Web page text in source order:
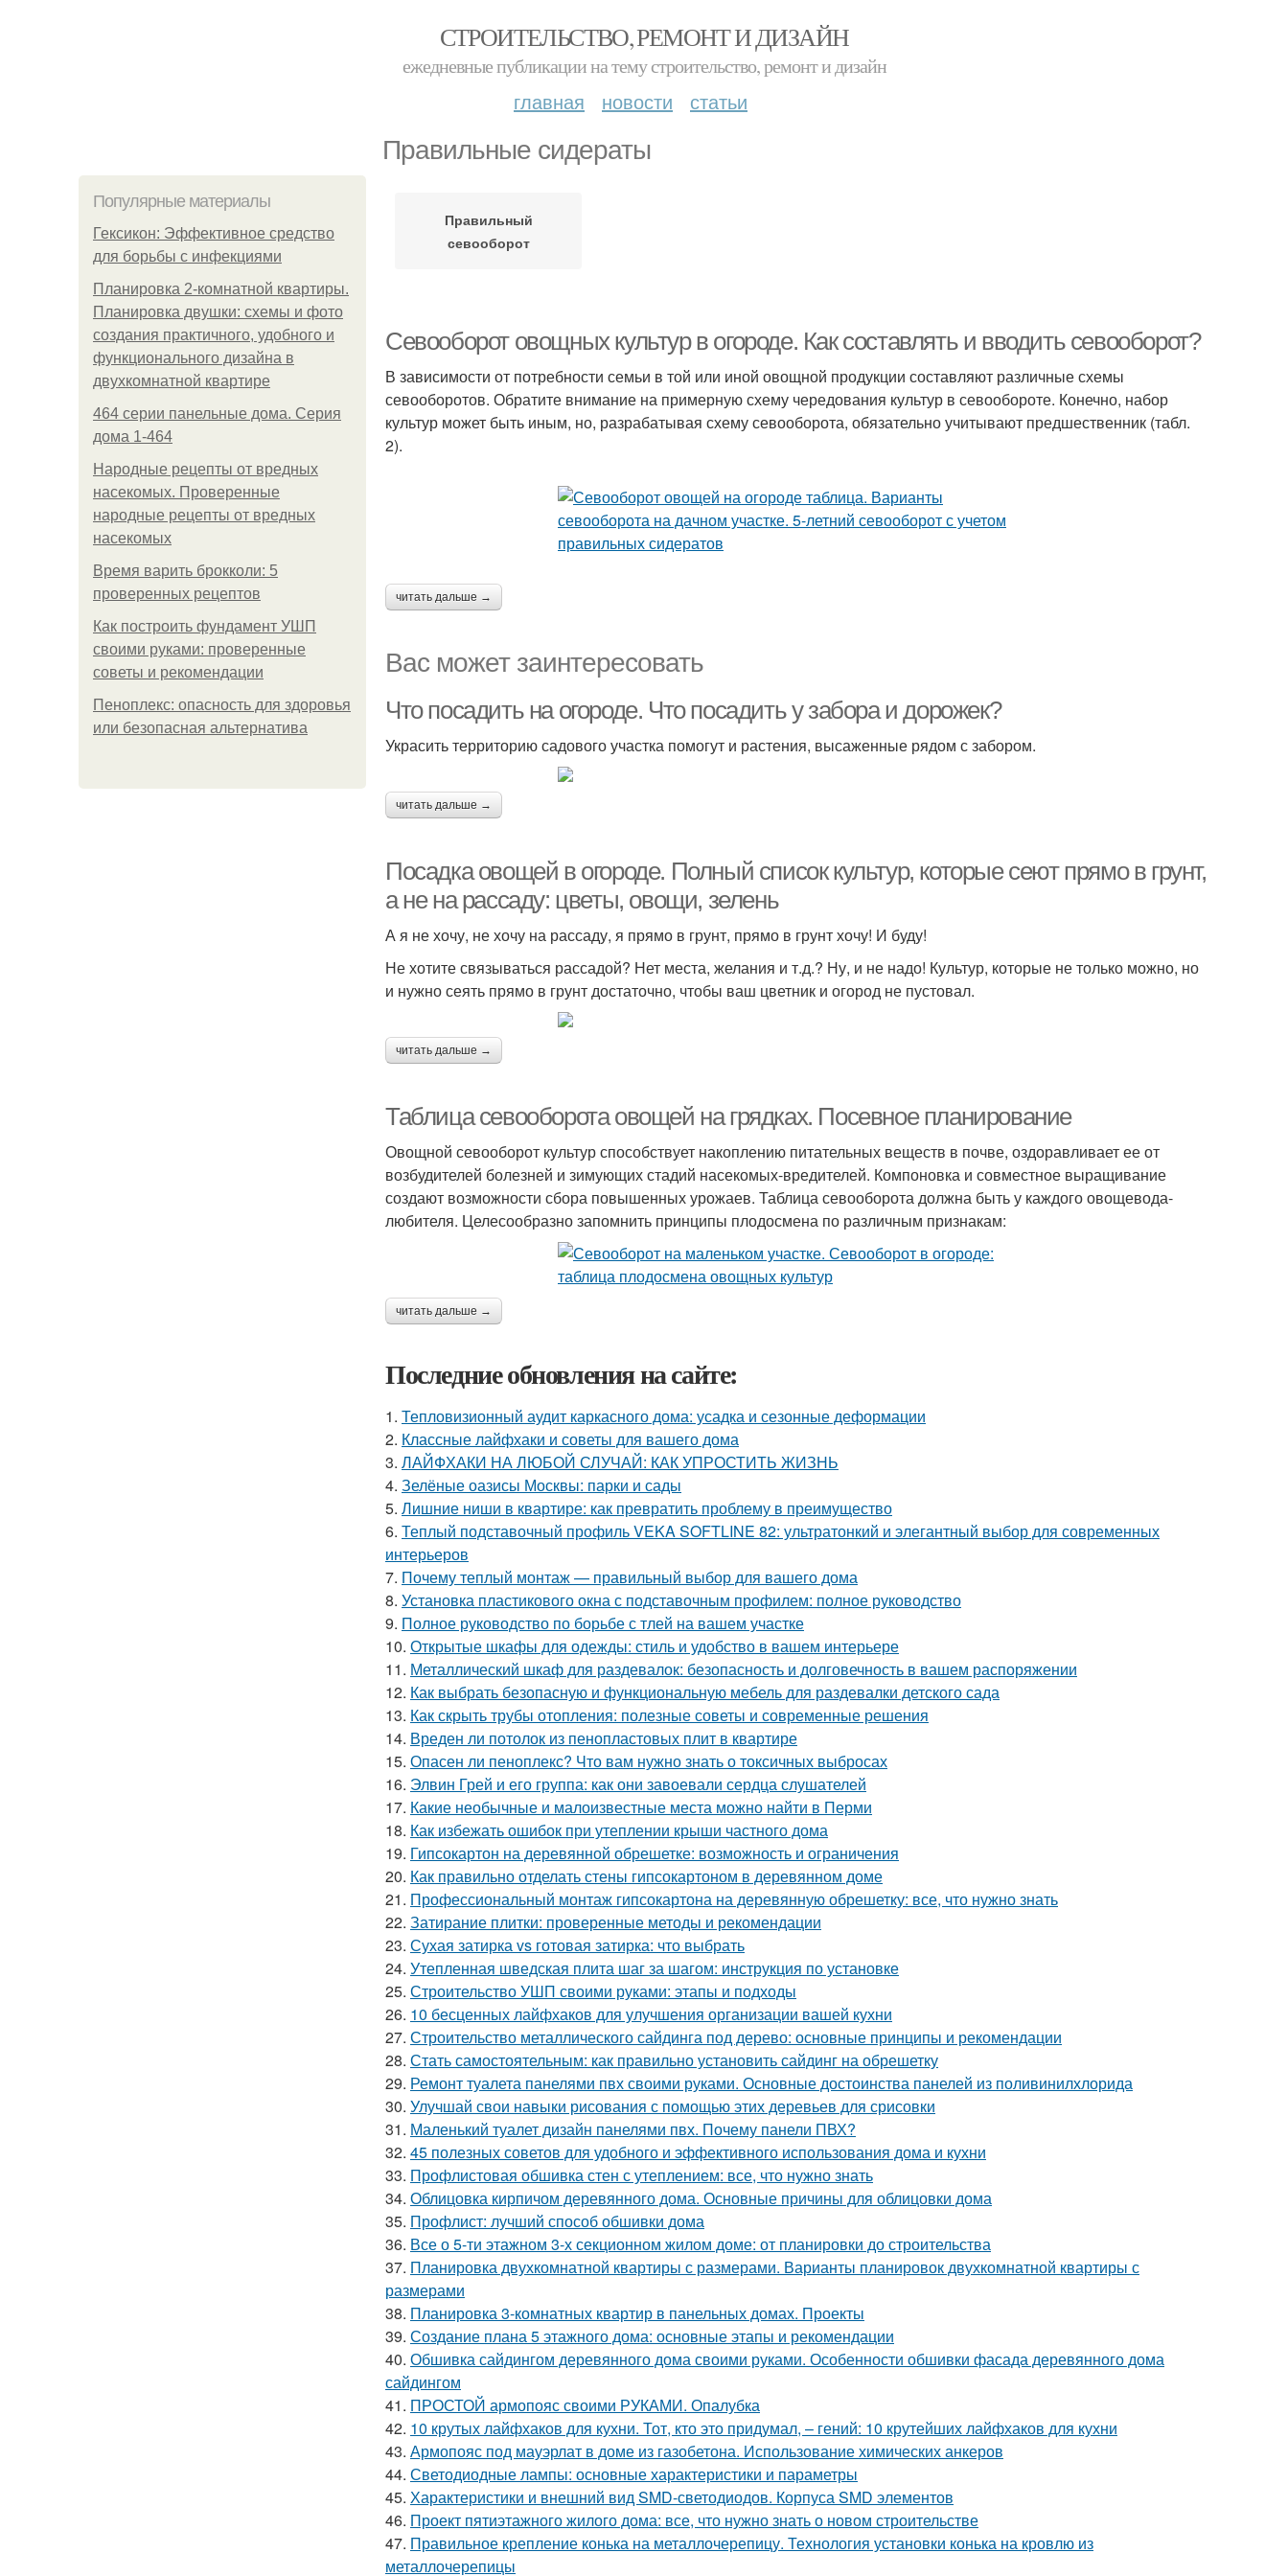
СТРОИТЕЛЬСТВО, РЕМОНТ И ДИЗАЙН
ежедневные публикации на тему строительство, ремонт и дизайн
главная новости статьи
Правильные сидераты
Популярные материалы
Гексикон: Эффективное средство
для борьбы с инфекциями
Планировка 2-комнатной квартиры.
Планировка двушки: схемы и фото
создания практичного, удобного и
функционального дизайна в
двухкомнатной квартире
464 серии панельные дома. Серия
дома 1-464
Народные рецепты от вредных
насекомых. Проверенные
народные рецепты от вредных
насекомых
Время варить брокколи: 5
проверенных рецептов
Как построить фундамент УШП
своими руками: проверенные
советы и рекомендации
Пеноплекс: опасность для здоровья
или безопасная альтернатива
Правильный
севооборот
Севооборот овощных культур в огороде. Как составлять и вводить севооборот?
В зависимости от потребности семьи в той или иной овощной продукции составляют различные схемы
севооборотов. Обратите внимание на примерную схему чередования культур в севообороте. Конечно, набор
культур может быть иным, но, разрабатывая схему севооборота, обязательно учитывают предшественник (табл.
2).
читать дальше →
Вас может заинтересовать
Что посадить на огороде. Что посадить у забора и дорожек?
Украсить территорию садового участка помогут и растения, высаженные рядом с забором.
читать дальше →
Посадка овощей в огороде. Полный список культур, которые сеют прямо в грунт,
а не на рассаду: цветы, овощи, зелень
А я не хочу, не хочу на рассаду, я прямо в грунт, прямо в грунт хочу! И буду!
Не хотите связываться рассадой? Нет места, желания и т.д.? Ну, и не надо! Культур, которые не только можно, но
и нужно сеять прямо в грунт достаточно, чтобы ваш цветник и огород не пустовал.
читать дальше →
Таблица севооборота овощей на грядках. Посевное планирование
Овощной севооборот культур способствует накоплению питательных веществ в почве, оздоравливает ее от
возбудителей болезней и зимующих стадий насекомых-вредителей. Компоновка и совместное выращивание
создают возможности сбора повышенных урожаев. Таблица севооборота должна быть у каждого овощевода-
любителя. Целесообразно запомнить принципы плодосмена по различным признакам:
читать дальше →
Последние обновления на сайте:
1. Тепловизионный аудит каркасного дома: усадка и сезонные деформации
2. Классные лайфхаки и советы для вашего дома
3. ЛАЙФХАКИ НА ЛЮБОЙ СЛУЧАЙ: КАК УПРОСТИТЬ ЖИЗНЬ
4. Зелёные оазисы Москвы: парки и сады
5. Лишние ниши в квартире: как превратить проблему в преимущество
6. Теплый подставочный профиль VEKA SOFTLINE 82: ультратонкий и элегантный выбор для современных
интерьеров
7. Почему теплый монтаж — правильный выбор для вашего дома
8. Установка пластикового окна с подставочным профилем: полное руководство
9. Полное руководство по борьбе с тлей на вашем участке
10. Открытые шкафы для одежды: стиль и удобство в вашем интерьере
11. Металлический шкаф для раздевалок: безопасность и долговечность в вашем распоряжении
12. Как выбрать безопасную и функциональную мебель для раздевалки детского сада
13. Как скрыть трубы отопления: полезные советы и современные решения
14. Вреден ли потолок из пенопластовых плит в квартире
15. Опасен ли пеноплекс? Что вам нужно знать о токсичных выбросах
16. Элвин Грей и его группа: как они завоевали сердца слушателей
17. Какие необычные и малоизвестные места можно найти в Перми
18. Как избежать ошибок при утеплении крыши частного дома
19. Гипсокартон на деревянной обрешетке: возможность и ограничения
20. Как правильно отделать стены гипсокартоном в деревянном доме
21. Профессиональный монтаж гипсокартона на деревянную обрешетку: все, что нужно знать
22. Затирание плитки: проверенные методы и рекомендации
23. Сухая затирка vs готовая затирка: что выбрать
24. Утепленная шведская плита шаг за шагом: инструкция по установке
25. Строительство УШП своими руками: этапы и подходы
26. 10 бесценных лайфхаков для улучшения организации вашей кухни
27. Строительство металлического сайдинга под дерево: основные принципы и рекомендации
28. Стать самостоятельным: как правильно установить сайдинг на обрешетку
29. Ремонт туалета панелями пвх своими руками. Основные достоинства панелей из поливинилхлорида
30. Улучшай свои навыки рисования с помощью этих деревьев для срисовки
31. Маленький туалет дизайн панелями пвх. Почему панели ПВХ?
32. 45 полезных советов для удобного и эффективного использования дома и кухни
33. Профлистовая обшивка стен с утеплением: все, что нужно знать
34. Облицовка кирпичом деревянного дома. Основные причины для облицовки дома
35. Профлист: лучший способ обшивки дома
36. Все о 5-ти этажном 3-х секционном жилом доме: от планировки до строительства
37. Планировка двухкомнатной квартиры с размерами. Варианты планировок двухкомнатной квартиры с
размерами
38. Планировка 3-комнатных квартир в панельных домах. Проекты
39. Создание плана 5 этажного дома: основные этапы и рекомендации
40. Обшивка сайдингом деревянного дома своими руками. Особенности обшивки фасада деревянного дома
сайдингом
41. ПРОСТОЙ армопояс своими РУКАМИ. Опалубка
42. 10 крутых лайфхаков для кухни. Тот, кто это придумал, – гений: 10 крутейших лайфхаков для кухни
43. Армопояс под мауэрлат в доме из газобетона. Использование химических анкеров
44. Светодиодные лампы: основные характеристики и параметры
45. Характеристики и внешний вид SMD-светодиодов. Корпуса SMD элементов
46. Проект пятиэтажного жилого дома: все, что нужно знать о новом строительстве
47. Правильное крепление конька на металлочерепицу. Технология установки конька на кровлю из
металлочерепицы